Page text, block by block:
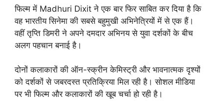
फिल्म में Madhuri Dixit ने एक बार फिर साबित कर दिया है कि
वह भारतीय सिनेमा की सबसे बहुमुखी अभिनेत्रियों में से एक हैं।
वहीं तृप्ति डिमरी ने अपने दमदार अभिनय से युवा दर्शकों के बीच
अलग पहचान बनाई है।
दोनों कलाकारों की ऑन-स्क्रीन केमिस्ट्री और भावनात्मक दृश्यों
को दर्शकों से जबरदस्त प्रतिक्रिया मिल रही है। सोशल मीडिया
पर भी फिल्म और कलाकारों की खूब चर्चा हो रही है।